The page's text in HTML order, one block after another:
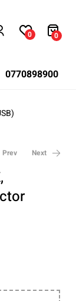
0 0
0770898900
Prev
878,28
Next
223,08